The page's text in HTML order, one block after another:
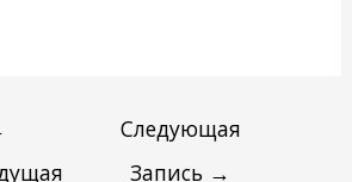
Следующая
Запись →